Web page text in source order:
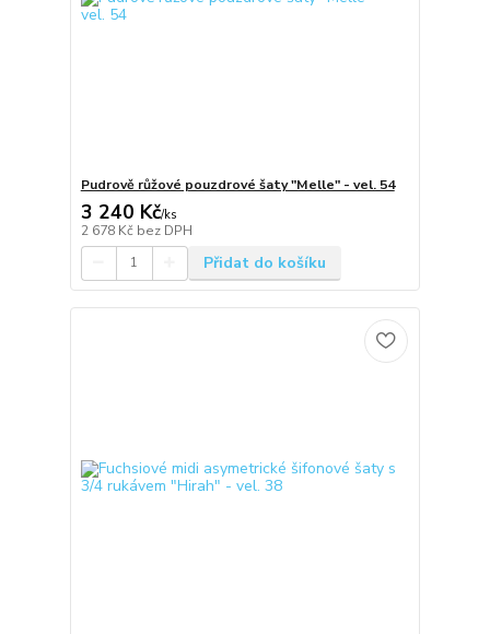
Pudrově růžové pouzdrové šaty "Melle" - vel. 54
3 240 Kč/ks
2 678 Kč bez DPH
Přidat do košíku